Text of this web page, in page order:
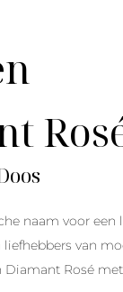
naam voor een
van
Diamant Rosé